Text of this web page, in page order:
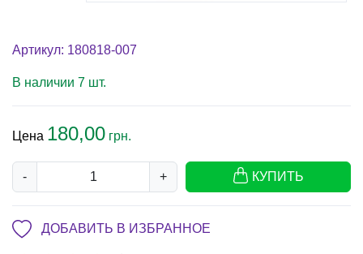
Артикул: 180818-007
В наличии 7 шт.
Цена 180,00 грн.
- + КУПИТЬ
ДОБАВИТЬ В ИЗБРАННОЕ